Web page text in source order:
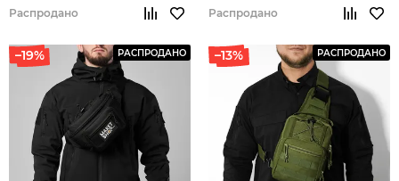
Распродано Распродано
–19% РАСПРОДАНО –13% РАСПРОДАНО